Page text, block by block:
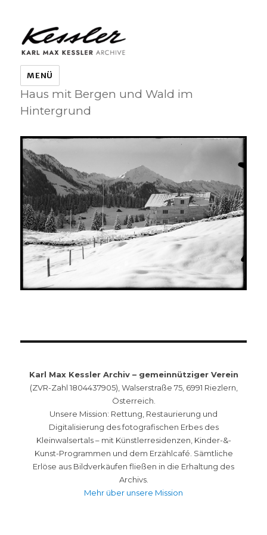
KARL MAX KESSLER ARCHIVE
MENÜ
Haus mit Bergen und Wald im
Hintergrund
Karl Max Kessler Archiv – gemeinnütziger Verein
(ZVR-Zahl 1804437905), Walserstraße 75, 6991 Riezlern,
Österreich.
Unsere Mission: Rettung, Restaurierung und
Digitalisierung des fotografischen Erbes des
Kleinwalsertals – mit Künstlerresidenzen, Kinder-&-
Kunst-Programmen und dem Erzählcafé. Sämtliche
Erlöse aus Bildverkäufen fließen in die Erhaltung des
Archivs.
Mehr über unsere Mission